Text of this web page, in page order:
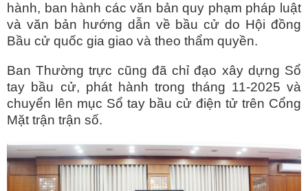
hành, ban hành các văn bản quy phạm pháp luật
và văn bản hướng dẫn về bầu cử do Hội đồng
Bầu cử quốc gia giao và theo thẩm quyền.
Ban Thường trực cũng đã chỉ đạo xây dựng Sổ
tay bầu cử, phát hành trong tháng 11-2025 và
chuyển lên mục Sổ tay bầu cử điện tử trên Cổng
Mặt trận trận số.